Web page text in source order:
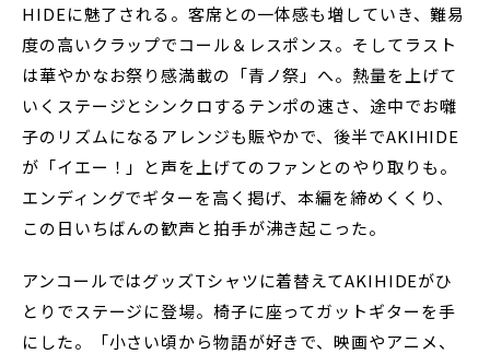
HIDEに魅了される。客席との一体感も増していき、難易
度の高いクラップでコール＆レスポンス。そしてラスト
は華やかなお祭り感満載の「⻘ノ祭」へ。熱量を上げて
いくステージとシンクロするテンポの速さ、途中でお囃
子のリズムになるアレンジも賑やかで、後半でAKIHIDE
が「イエー！」と声を上げてのファンとのやり取りも。
エンディングでギターを高く掲げ、本編を締めくくり、
この日いちばんの歓声と拍手が沸き起こった。
アンコールではグッズTシャツに着替えてAKIHIDEがひ
とりでステージに登場。椅子に座ってガットギターを手
にした。「小さい頃から物語が好きで、映画やアニメ、